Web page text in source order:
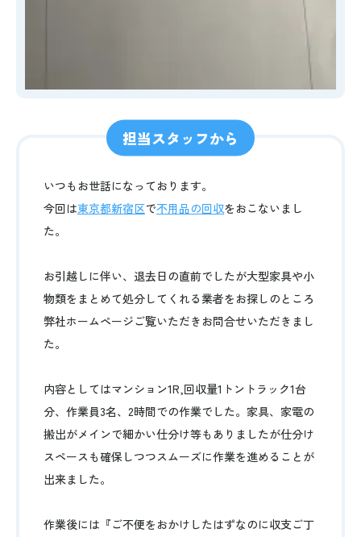
担当スタッフから
いつもお世話になっております。
今回は東京都新宿区で不用品の回収をおこないまし
た。
お引越しに伴い、退去日の直前でしたが大型家具や小
物類をまとめて処分してくれる業者をお探しのところ
弊社ホームページご覧いただきお問合せいただきまし
た。
内容としてはマンション1R,回収量1トントラック1台
分、作業員3名、2時間での作業でした。家具、家電の
搬出がメインで細かい仕分け等もありましたが仕分け
スペースも確保しつつスムーズに作業を進めることが
出来ました。
作業後には『ご不便をおかけしたはずなのに収支ご丁